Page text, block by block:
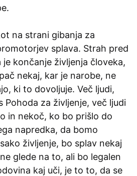
na strani gibanja za
splava. Strah pred
končanje življenja človeka,
nekaj, kar je narobe, ne
ki to dovoljuje. Več ljudi,
Pohoda za življenje, več ljudi
in nekoč, ko bo prišlo do
napredka, da bomo
življenje, bo splav nekaj
glede na to, ali bo legalen
kaj uči, je to to, da se